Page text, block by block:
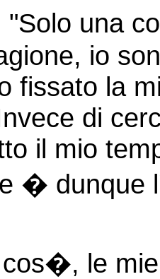
"Solo una
io
fissato la
di
il mio
� dunque
le